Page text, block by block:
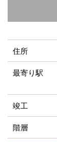
住所
最寄り駅
竣工
階層